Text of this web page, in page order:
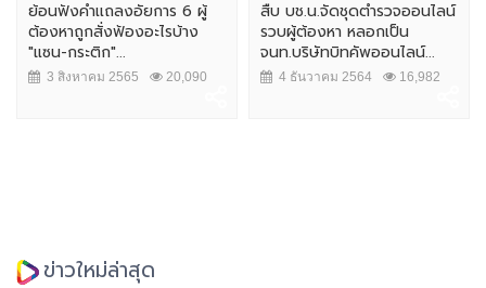
ย้อนฟังคำเเถลงอัยการ 6 ผู้
ต้องหาถูกสั่งฟ้องอะไรบ้าง
"แซน-กระติก"...
3 สิงหาคม 2565 20,090
สืบ บช.น.จัดชุดตำรวจออนไลน์
รวบผู้ต้องหา หลอกเป็น
จนท.บริษัทบิทคัพออนไลน์...
4 ธันวาคม 2564 16,982
ข่าวใหม่ล่าสุด